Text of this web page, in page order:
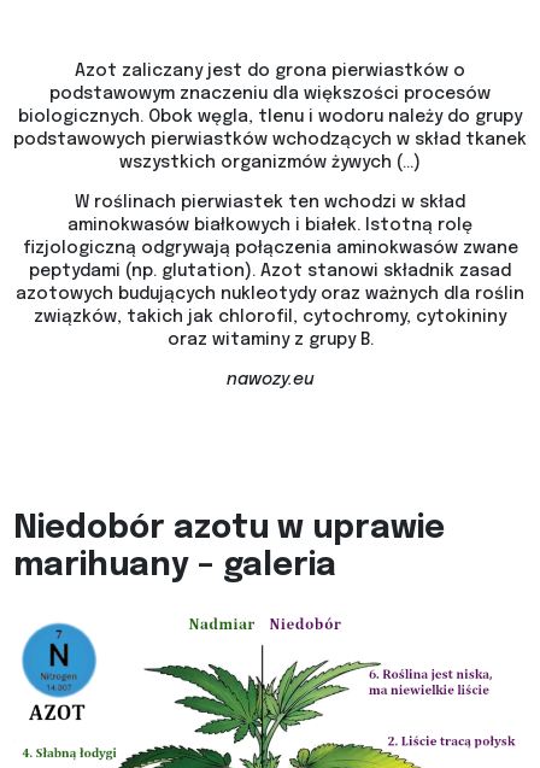
Azot zaliczany jest do grona pierwiastków o
podstawowym znaczeniu dla większości procesów
biologicznych. Obok węgla, tlenu i wodoru należy do grupy
podstawowych pierwiastków wchodzących w skład tkanek
wszystkich organizmów żywych (…)
W roślinach pierwiastek ten wchodzi w skład
aminokwasów białkowych i białek. Istotną rolę
fizjologiczną odgrywają połączenia aminokwasów zwane
peptydami (np. glutation). Azot stanowi składnik zasad
azotowych budujących nukleotydy oraz ważnych dla roślin
związków, takich jak chlorofil, cytochromy, cytokininy
oraz witaminy z grupy B.
nawozy.eu
Niedobór azotu w uprawie
marihuany – galeria